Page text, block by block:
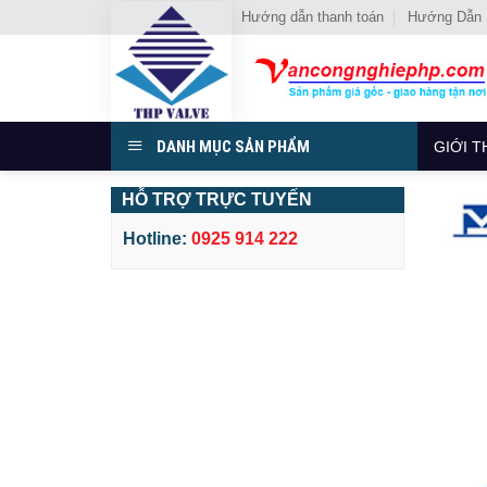
đến
Hướng dẫn thanh toán Hướng Dẫn
DANH MỤC SẢN PHẨM GIỚI
HỖ TRỢ TRỰC TUYẾN
Hotline: 0925 914 222